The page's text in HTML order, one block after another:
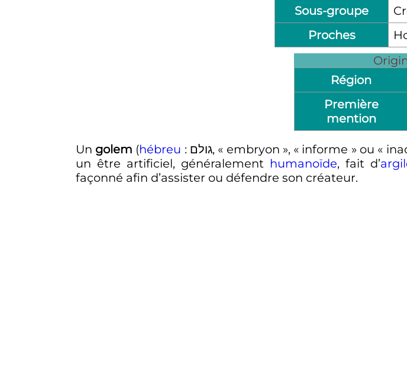
Sous-groupe
Proches
Région
Première
mention
Un golem (hébreu : גולם, « embryon », « informe » ou «
un être artificiel, généralement humanoïde, fait d’
façonné afin d’assister ou défendre son créateur.